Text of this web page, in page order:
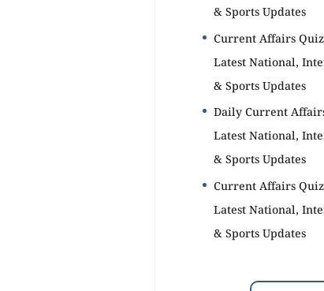
& Sports Updates
Current Affairs
Latest National,
& Sports Updates
Daily Current
Latest National,
& Sports Updates
Current Affairs
Latest National,
& Sports Updates